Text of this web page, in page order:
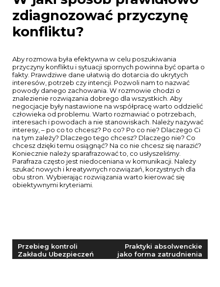
zdiagnozować przyczynę
konfliktu?
Aby rozmowa była efektywna w celu poszukiwania
przyczyny konfliktu i sytuacji spornych powinna być oparta o
fakty. Prawdziwe dane ułatwią do dotarcia do ukrytych
interesów, potrzeb czy intencji. Pozwoli nam to nazwać
powody danego zachowania. W rozmowie chodzi o
znalezienie rozwiązania dobrego dla wszystkich. Aby
negocjacje były nastawione na współpracę warto oddzielić
człowieka od problemu. Warto rozmawiać o potrzebach,
interesach i powodach a nie stanowiskach. Należy nazywać
interesy, – po co to chcesz? Po co? Po co nie? Dlaczego Ci
na tym zależy? Dlaczego tego chcesz? Dlaczego nie? Co
chcesz dzięki temu osiągnąć? Na co nie chcesz się narazić?
Koniecznie należy sparafrazować to, co usłyszeliśmy.
Parafraza często jest niedoceniana w komunikacji. Należy
szukać nowych i kreatywnych rozwiązań, korzystnych dla
obu stron. Wybierając rozwiązania warto kierować się
obiektywnymi kryteriami.
Nawigacja
wpisu
Przebieg kontroli
Zakładu Ubezpieczeń
Praktyki absolwenckie
jako forma zatrudnienia